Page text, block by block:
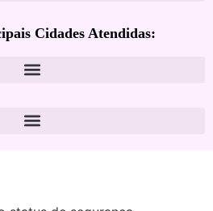
Cidades Atendidas: